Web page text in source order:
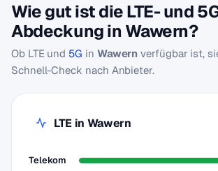
Wie gut ist die LTE- und
Abdeckung in Wawern?
Ob LTE und 5G in Wawern verfügbar ist,
Schnell-Check nach Anbieter.
LTE in Wawern
Telekom